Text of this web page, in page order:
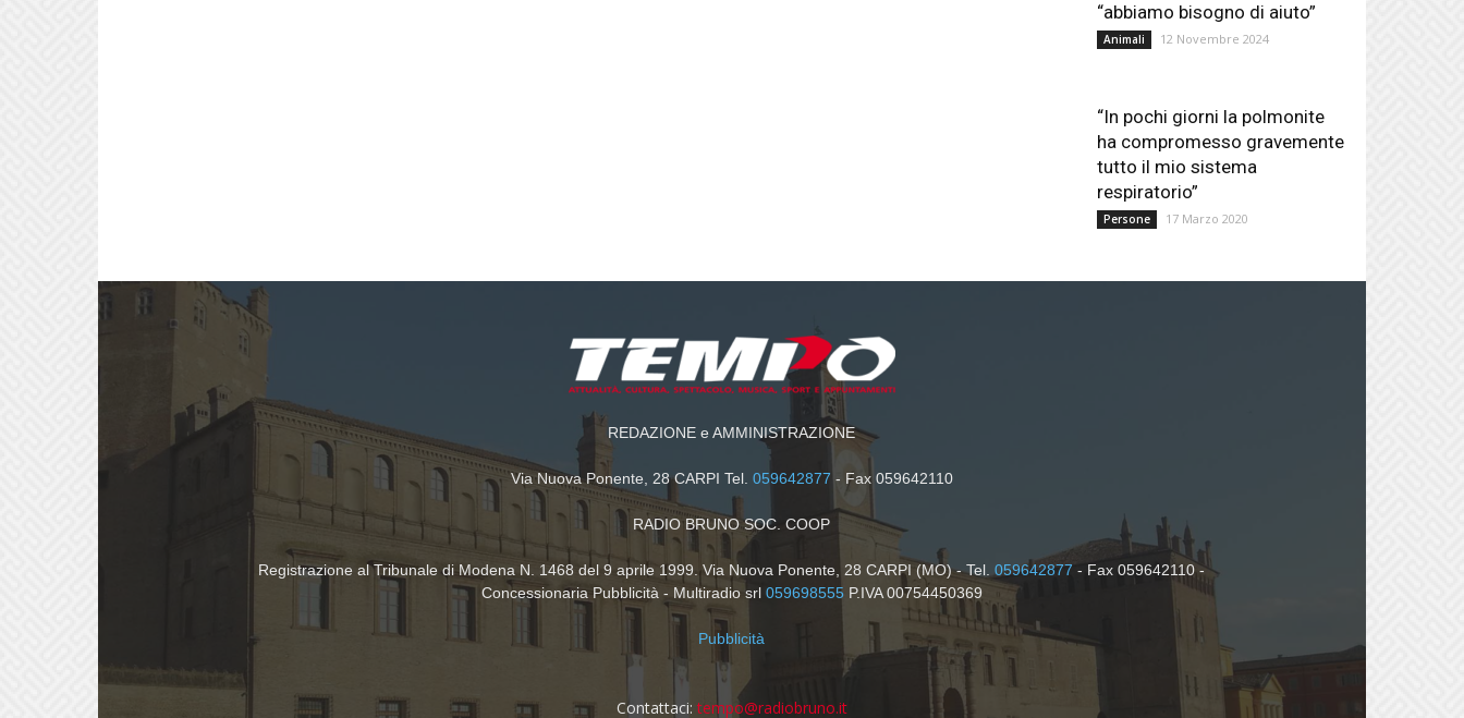
“abbiamo bisogno di aiuto”
Animali 12 Novembre 2024
“In pochi giorni la polmonite
ha compromesso gravemente
tutto il mio sistema
respiratorio”
Persone 17 Marzo 2020
REDAZIONE e AMMINISTRAZIONE
Via Nuova Ponente, 28 CARPI Tel. 059642877 - Fax 059642110
RADIO BRUNO SOC. COOP
Registrazione al Tribunale di Modena N. 1468 del 9 aprile 1999. Via Nuova Ponente, 28 CARPI (MO) - Tel.059642877 - Fax 059642110 -
Concessionaria Pubblicità - Multiradio srl 059698555P.IVA 00754450369
Pubblicità
Contattaci: tempo@radiobruno.it